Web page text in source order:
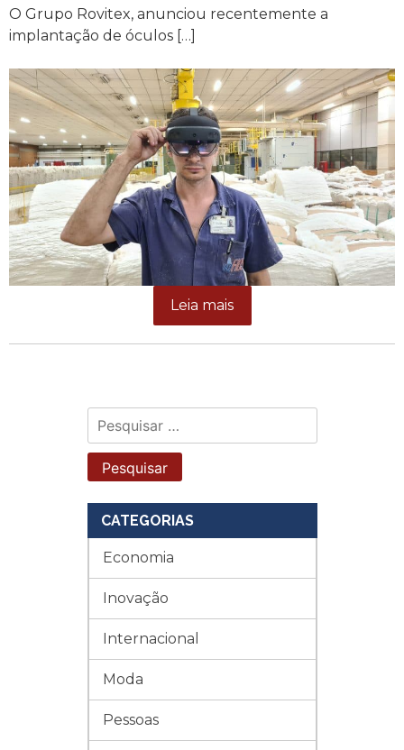
Pesquisar
por:
CATEGORIAS
Economia
Inovação
Internacional
Moda
Pessoas
O Grupo Rovitex, anunciou recentemente a
implantação de óculos […]
Leia mais